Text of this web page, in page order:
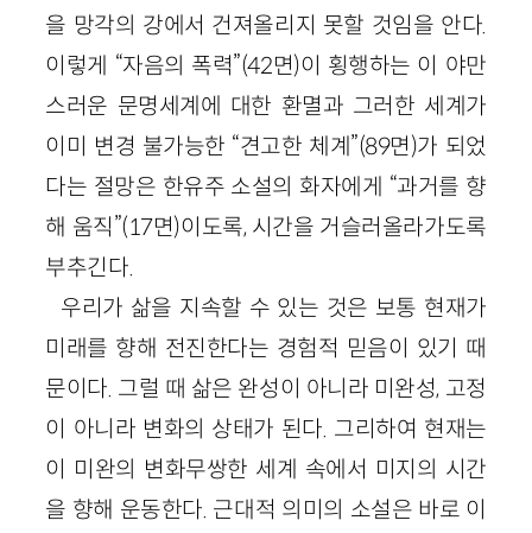
을 망각의 강에서 건져올리지 못할 것임을 안다.
이렇게 “자음의 폭력”(42면)이 횡행하는 이 야만
스러운 문명세계에 대한 환멸과 그러한 세계가
이미 변경 불가능한 “견고한 체계”(89면)가 되었
다는 절망은 한유주 소설의 화자에게 “과거를 향
해 움직”(17면)이도록, 시간을 거슬러올라가도록
부추긴다.
우리가 삶을 지속할 수 있는 것은 보통 현재가
미래를 향해 전진한다는 경험적 믿음이 있기 때
문이다. 그럴 때 삶은 완성이 아니라 미완성, 고정
이 아니라 변화의 상태가 된다. 그리하여 현재는
이 미완의 변화무쌍한 세계 속에서 미지의 시간
을 향해 운동한다. 근대적 의미의 소설은 바로 이